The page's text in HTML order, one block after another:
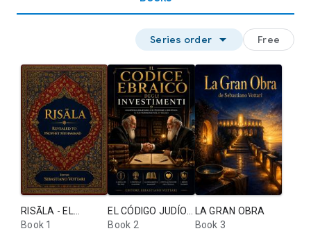
Series order arrow_drop_down Free
RISĀLA - EL
SAGRADO CORÁN
Book 1
EL CÓDIGO JUDÍO
DE INVERSIONES:
Book 2
LA GRAN OBRA
Book 3